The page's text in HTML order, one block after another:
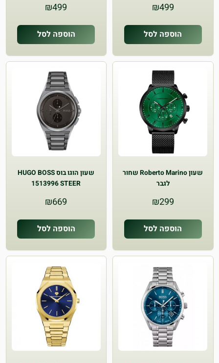
₪499
הוספה לסל
₪499
הוספה לסל
שעון Roberto Marino שחור
לגבר
₪299
הוספה לסל
שעון הוגו בוס HUGO BOSS
1513996 STEER
₪669
הוספה לסל